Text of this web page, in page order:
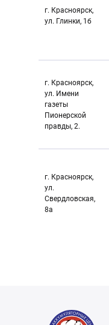
г. Красноярск,
ул. Глинки, 1б
г. Красноярск,
ул. Имени
газеты
Пионерской
правды, 2.
г. Красноярск,
ул.
Свердловская,
8а